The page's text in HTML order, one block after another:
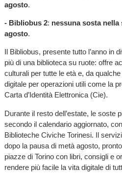
agosto.
- Bibliobus 2: nessuna sosta
agosto.
Il Bibliobus, presente tutto l’anno in
più di una biblioteca su ruote: offre
culturali per tutte le età e, da
digitale per operazioni utili come la
Carta d’Identità Elettronica (Cie).
Durante il resto dell’estate, le soste
secondo il calendario aggiornato,
Biblioteche Civiche Torinesi. Il
dopo la pausa di metà agosto,
piazze di Torino con libri, consigli e
rendere più facile la vita digitale di